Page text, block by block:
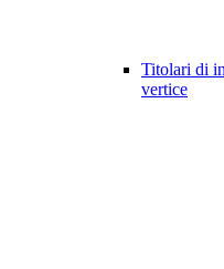
Titolari di
vertice